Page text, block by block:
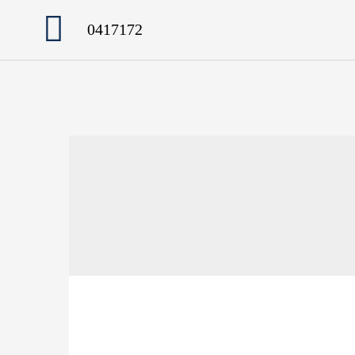
0417172